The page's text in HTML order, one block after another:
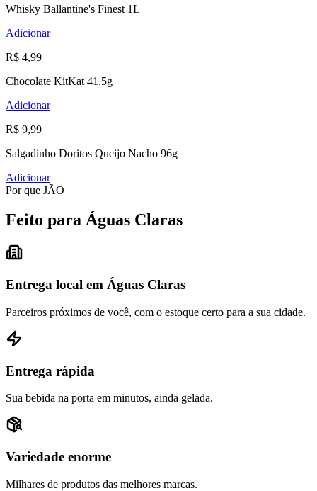
Whisky Ballantine's Finest 1L
Adicionar
R$ 4,99
Chocolate KitKat 41,5g
Adicionar
R$ 9,99
Salgadinho Doritos Queijo Nacho 96g
Adicionar
Por que JÃO
Feito para Águas Claras
Entrega local em Águas Claras
Parceiros próximos de você, com o estoque certo para a sua cidade.
Entrega rápida
Sua bebida na porta em minutos, ainda gelada.
Variedade enorme
Milhares de produtos das melhores marcas.